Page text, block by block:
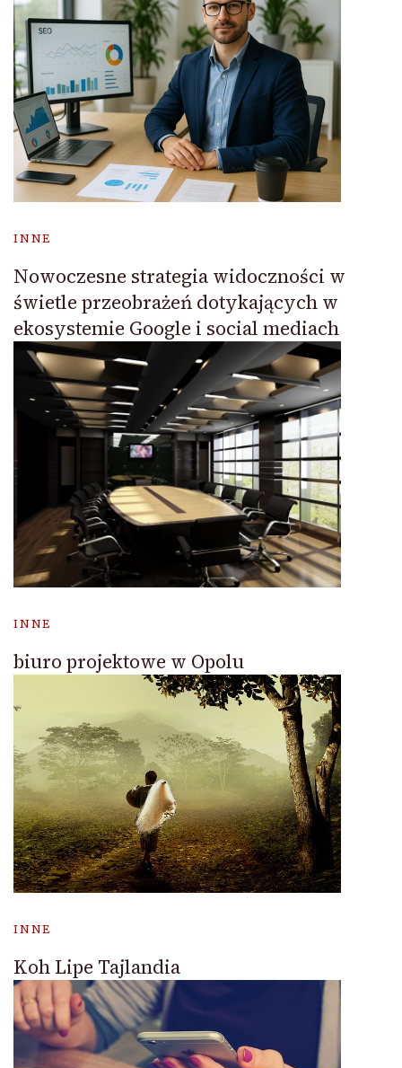
INNE
Nowoczesne strategia widoczności w
świetle przeobrażeń dotykających w
ekosystemie Google i social mediach
INNE
biuro projektowe w Opolu
INNE
Koh Lipe Tajlandia